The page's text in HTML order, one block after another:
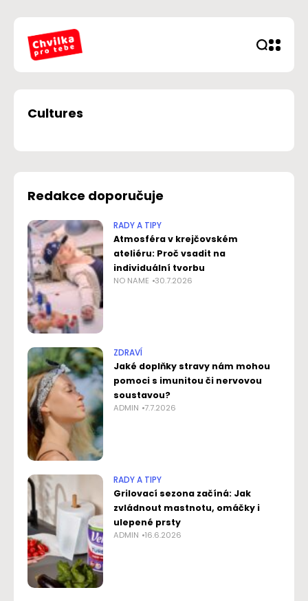
Cultures
Redakce doporučuje
RADY A TIPY
Atmosféra v krejčovském
ateliéru: Proč vsadit na
individuální tvorbu
NO NAME 30.7.2026
ZDRAVÍ
Jaké doplňky stravy nám mohou
pomoci s imunitou či nervovou
soustavou?
ADMIN 7.7.2026
RADY A TIPY
Grilovací sezona začíná: Jak
zvládnout mastnotu, omáčky i
ulepené prsty
ADMIN 16.6.2026